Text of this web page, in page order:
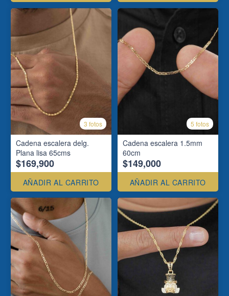
3 fotos
Cadena escalera delg.
Plana lisa 65cms
$169,900
AÑADIR AL CARRITO
5 fotos
Cadena escalera 1.5mm
60cm
$149,000
AÑADIR AL CARRITO